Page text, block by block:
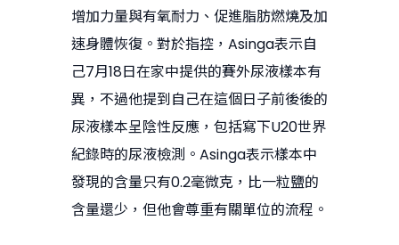
增加力量與有氧耐力、促進脂肪燃燒及加
速身體恢復。對於指控，Asinga表示自
己7月18日在家中提供的賽外尿液樣本有
異，不過他提到自己在這個日子前後後的
尿液樣本呈陰性反應，包括寫下U20世界
紀錄時的尿液檢測。Asinga表示樣本中
發現的含量只有0.2毫微克，比一粒鹽的
含量還少，但他會尊重有關單位的流程。